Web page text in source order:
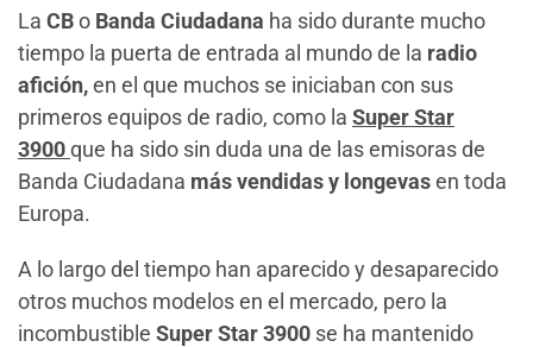
La CBo Banda Ciudadana ha sido durante mucho
tiempo la puerta de entrada al mundo de la radio
afición,en el que muchos se iniciaban con sus
primeros equipos de radio, como la Super Star
3900que ha sido sin duda una de las emisoras de
Banda Ciudadana más vendidas y longevasen toda
Europa.
A lo largo del tiempo han aparecido y desaparecido
otros muchos modelos en el mercado, pero la
incombustible Super Star 3900 se ha mantenido